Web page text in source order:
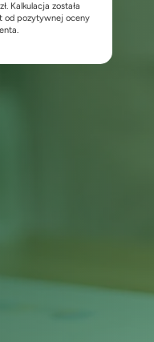
Kalkulacja została
od pozytywnej oceny